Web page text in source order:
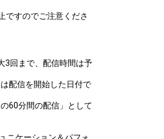
ですのでご注意くださ
3回まで、配信時間は予
配信を開始した日付で
60分間の配信」として